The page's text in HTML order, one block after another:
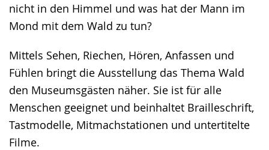
nicht in den Himmel und was hat der Mann im
Mond mit dem Wald zu tun?
Mittels Sehen, Riechen, Hören, Anfassen und
Fühlen bringt die Ausstellung das Thema Wald
den Museumsgästen näher. Sie ist für alle
Menschen geeignet und beinhaltet Brailleschrift,
Tastmodelle, Mitmachstationen und untertitelte
Filme.